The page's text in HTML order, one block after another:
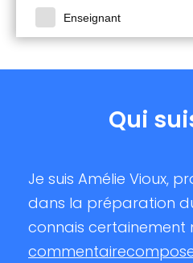
Enseignant
Qui
Je suis Amélie Vioux,
dans la préparation
connais certainement